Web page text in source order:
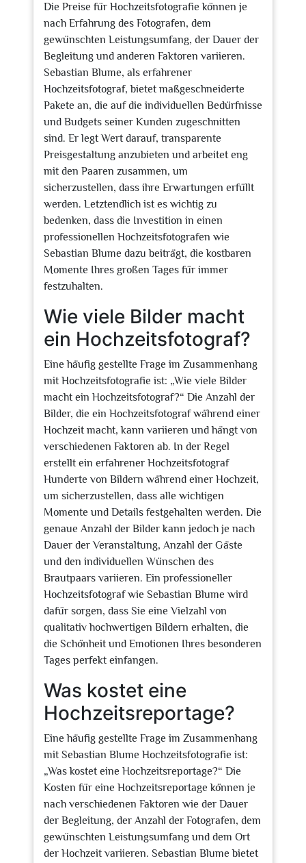
Die Preise für Hochzeitsfotografie können je
nach Erfahrung des Fotografen, dem
gewünschten Leistungsumfang, der Dauer der
Begleitung und anderen Faktoren variieren.
Sebastian Blume, als erfahrener
Hochzeitsfotograf, bietet maßgeschneiderte
Pakete an, die auf die individuellen Bedürfnisse
und Budgets seiner Kunden zugeschnitten
sind. Er legt Wert darauf, transparente
Preisgestaltung anzubieten und arbeitet eng
mit den Paaren zusammen, um
sicherzustellen, dass ihre Erwartungen erfüllt
werden. Letztendlich ist es wichtig zu
bedenken, dass die Investition in einen
professionellen Hochzeitsfotografen wie
Sebastian Blume dazu beiträgt, die kostbaren
Momente Ihres großen Tages für immer
festzuhalten.
Wie viele Bilder macht
ein Hochzeitsfotograf?
Eine häufig gestellte Frage im Zusammenhang
mit Hochzeitsfotografie ist: „Wie viele Bilder
macht ein Hochzeitsfotograf?“ Die Anzahl der
Bilder, die ein Hochzeitsfotograf während einer
Hochzeit macht, kann variieren und hängt von
verschiedenen Faktoren ab. In der Regel
erstellt ein erfahrener Hochzeitsfotograf
Hunderte von Bildern während einer Hochzeit,
um sicherzustellen, dass alle wichtigen
Momente und Details festgehalten werden. Die
genaue Anzahl der Bilder kann jedoch je nach
Dauer der Veranstaltung, Anzahl der Gäste
und den individuellen Wünschen des
Brautpaars variieren. Ein professioneller
Hochzeitsfotograf wie Sebastian Blume wird
dafür sorgen, dass Sie eine Vielzahl von
qualitativ hochwertigen Bildern erhalten, die
die Schönheit und Emotionen Ihres besonderen
Tages perfekt einfangen.
Was kostet eine
Hochzeitsreportage?
Eine häufig gestellte Frage im Zusammenhang
mit Sebastian Blume Hochzeitsfotografie ist:
„Was kostet eine Hochzeitsreportage?“ Die
Kosten für eine Hochzeitsreportage können je
nach verschiedenen Faktoren wie der Dauer
der Begleitung, der Anzahl der Fotografen, dem
gewünschten Leistungsumfang und dem Ort
der Hochzeit variieren. Sebastian Blume bietet